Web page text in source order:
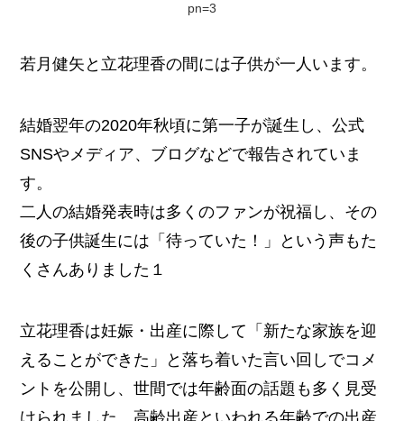
pn=3
若月健矢と立花理香の間には子供が一人います。
結婚翌年の2020年秋頃に第一子が誕生し、公式
SNSやメディア、ブログなどで報告されていま
す。
二人の結婚発表時は多くのファンが祝福し、その
後の子供誕生には「待っていた！」という声もた
くさんありました１
立花理香は妊娠・出産に際して「新たな家族を迎
えることができた」と落ち着いた言い回しでコメ
ントを公開し、世間では年齢面の話題も多く見受
けられました。高齢出産といわれる年齢での出産